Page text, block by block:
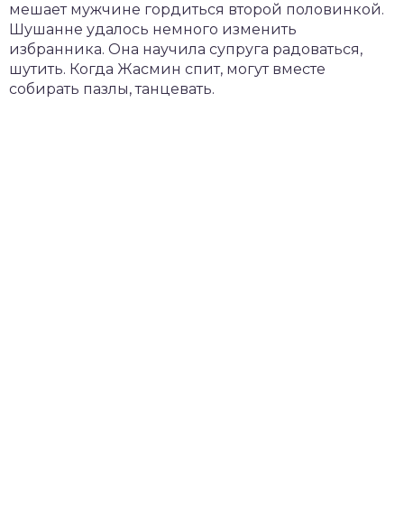
мешает мужчине гордиться второй половинкой.
Шушанне удалось немного изменить
избранника. Она научила супруга радоваться,
шутить. Когда Жасмин спит, могут вместе
собирать пазлы, танцевать.